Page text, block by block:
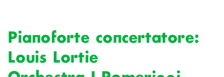
Pianoforte concertatore:
Louis Lortie